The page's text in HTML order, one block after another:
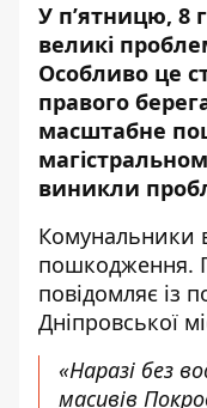
У п’ятницю, 8
великі
Особливо це
правого
масштабне
виникли
Комунальники
пошкодження.
повідомляє із
Дніпровської
«Наразі без
масивів